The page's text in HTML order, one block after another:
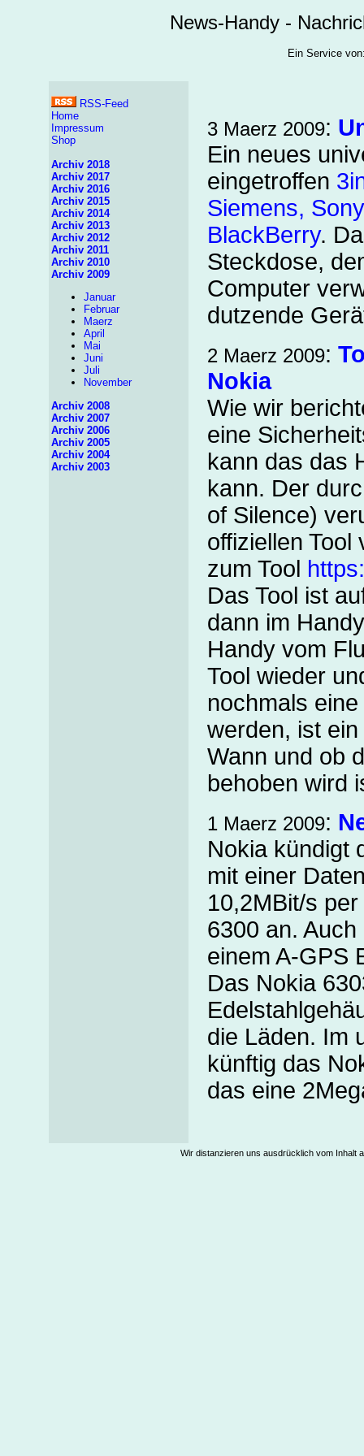
News-Handy -
Ein Service
RSS-Feed
Home
Impressum
Shop
Archiv 2018
Archiv 2017
Archiv 2016
Archiv 2015
Archiv 2014
Archiv 2013
Archiv 2012
Archiv 2011
Archiv 2010
Archiv 2009
Januar
Februar
Maerz
April
Mai
Juni
Juli
November
Archiv 2008
Archiv 2007
Archiv 2006
Archiv 2005
Archiv 2004
Archiv 2003
3 Maerz 2009:
Ein neues
eingetroffen
Siemens,
BlackBerry.
Steckdose,
Computer
dutzende
2 Maerz 2009:
Nokia
Wie wir
eine
kann das das
kann. Der
of Silence)
offiziellen
zum Tool
Das Tool ist
dann im
Handy vom
Tool wieder
nochmals
werden, ist
Wann und ob
behoben wird
1 Maerz 2009:
Nokia kündigt
mit einer
10,2MBit/s
6300 an.
einem A-GPS
Das Nokia
die Läden. Im
künftig das
das eine
Wir distanzieren uns ausdrücklich vom Inhalt